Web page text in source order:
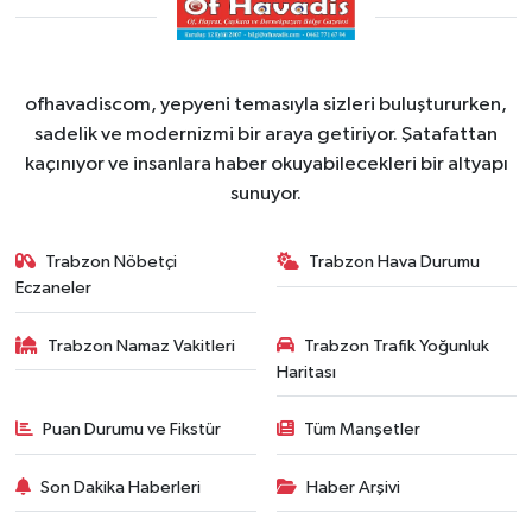
ofhavadiscom, yepyeni temasıyla sizleri buluştururken,
sadelik ve modernizmi bir araya getiriyor. Şatafattan
kaçınıyor ve insanlara haber okuyabilecekleri bir altyapı
sunuyor.
Trabzon Nöbetçi
Eczaneler
Trabzon Hava Durumu
Trabzon Namaz Vakitleri
Trabzon Trafik Yoğunluk
Haritası
Puan Durumu ve Fikstür Tüm Manşetler
Son Dakika Haberleri Haber Arşivi